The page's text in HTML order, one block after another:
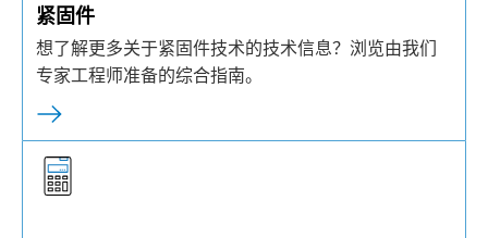
紧固件
想了解更多关于紧固件技术的技术信息？浏览由我们
专家工程师准备的综合指南。